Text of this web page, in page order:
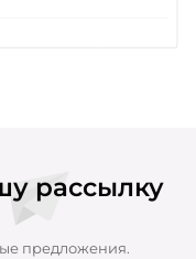
рассылку
предложения.